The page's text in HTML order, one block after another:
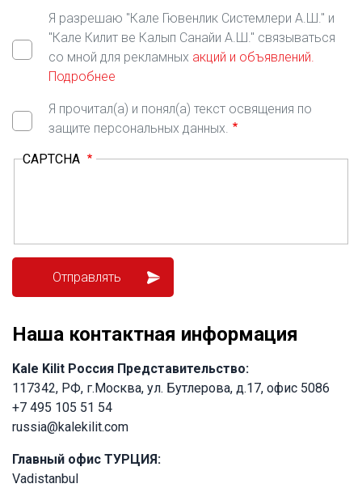
Я разрешаю "Кале Гювенлик Системлери А.Ш." и
"Кале Килит ве Калып Санайи А.Ш." связываться
со мной для рекламных акций и объявлений.
Подробнее
Я прочитал(а) и понял(а) текст освящения по
защите персональных данных.
CAPTCHA
Наша контактная информация
Kale Kilit Россия Представительство:
117342, РФ, г.Москва, ул. Бутлерова, д.17, офис 5086
+7 495 105 51 54
russia@kalekilit.com
Главный офис ТУРЦИЯ:
Vadistanbul